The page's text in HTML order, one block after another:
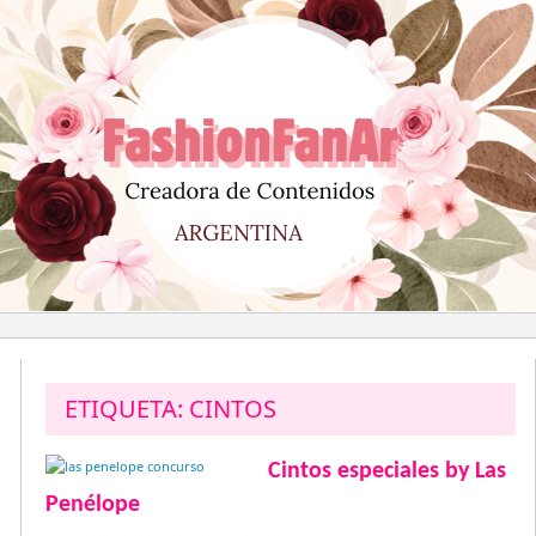
al
contenido
ETIQUETA: CINTOS
Cintos especiales by Las
Penélope